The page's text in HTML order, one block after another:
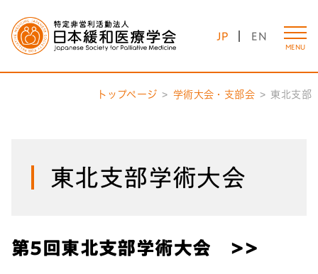
JP EN
MENU
トップページ 学術大会・支部会 東北支部
東北支部学術大会
第5回東北支部学術大会 >>